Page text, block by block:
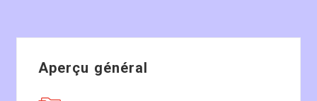
Aperçu général